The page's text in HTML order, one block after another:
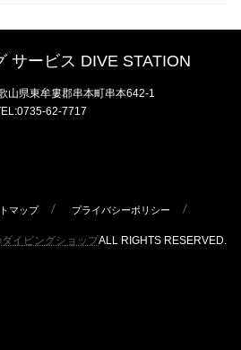
サービス DIVE STATION
山県東牟婁郡串本町串本642-1
62-7717
マップ プライバシーポリシー
イビングショップALL RIGHTS RESERVED.